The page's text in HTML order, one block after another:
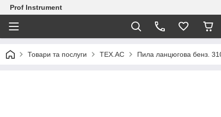
Prof Instrument
Товари та послуги TEX.AC Пила ланцюгова бенз.